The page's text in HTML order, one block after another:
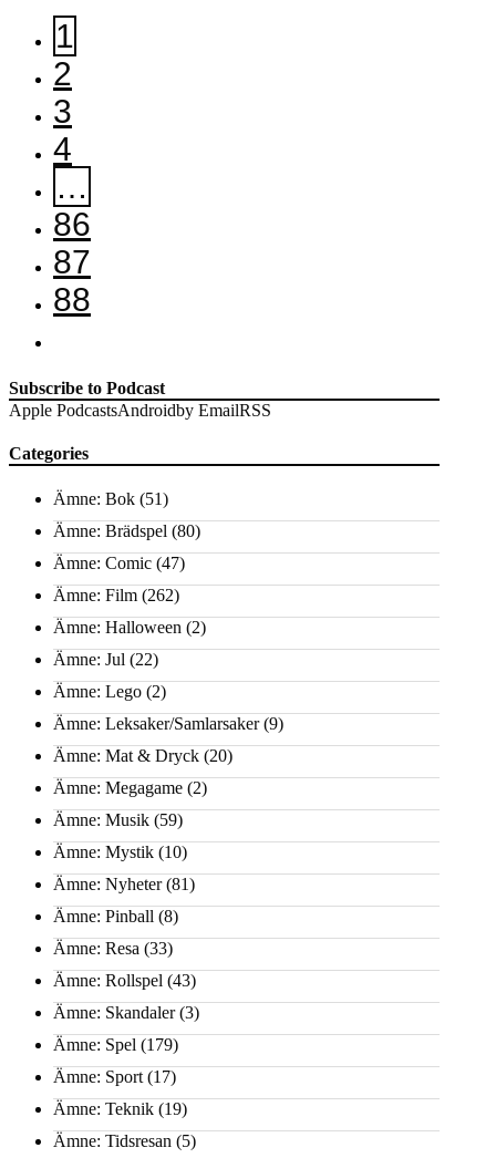
1
2
3
4
…
86
87
88
Subscribe to Podcast
Apple PodcastsAndroidby EmailRSS
Categories
Ämne: Bok (51)
Ämne: Brädspel (80)
Ämne: Comic (47)
Ämne: Film (262)
Ämne: Halloween (2)
Ämne: Jul (22)
Ämne: Lego (2)
Ämne: Leksaker/Samlarsaker(9)
Ämne: Mat & Dryck (20)
Ämne: Megagame (2)
Ämne: Musik (59)
Ämne: Mystik (10)
Ämne: Nyheter(81)
Ämne: Pinball (8)
Ämne: Resa (33)
Ämne: Rollspel (43)
Ämne: Skandaler(3)
Ämne: Spel (179)
Ämne: Sport (17)
Ämne: Teknik (19)
Ämne: Tidsresan (5)